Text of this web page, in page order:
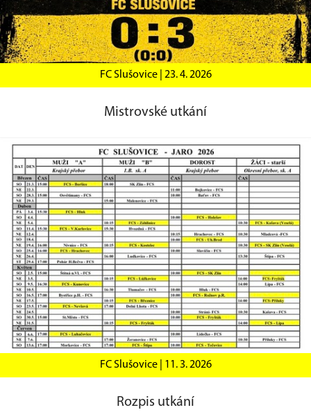
FC Slušovice | 23. 4. 2026
Mistrovské utkání
FC Slušovice | 11. 3. 2026
Rozpis utkání